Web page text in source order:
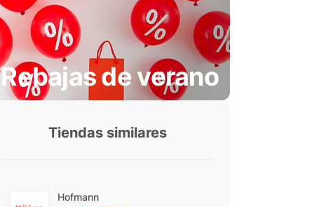
Rebajas de verano
Tiendas similares
Hofmann